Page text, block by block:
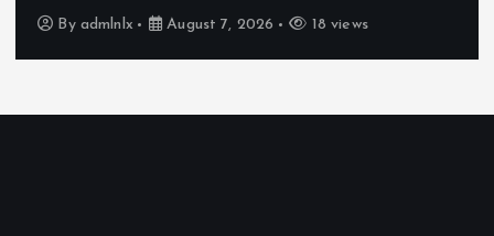
By admlnlx August 7, 2026 18 views